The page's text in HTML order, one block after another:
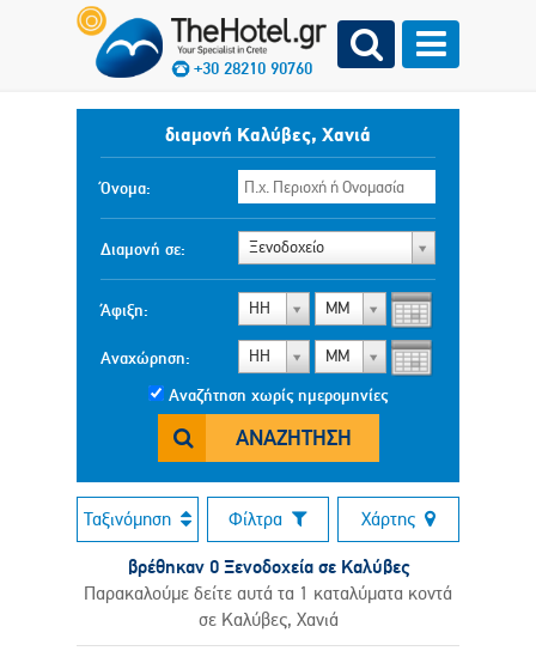
+30 28210 90760
διαμονή Καλύβες, Χανιά
Όνομα:
Διαμονή σε: Ξενοδοχείο
Άφιξη: ΗΗ ΜΜ
Αναχώρηση: ΗΗ ΜΜ
Αναζήτηση χωρίς ημερομηνίες
ΑΝΑΖΉΤΗΣΗ
Ταξινόμηση Φίλτρα Χάρτης
βρέθηκαν 0 Ξενοδοχεία σε Καλύβες
Παρακαλούμε δείτε αυτά τα 1 καταλύματα κοντά
σε Καλύβες, Χανιά